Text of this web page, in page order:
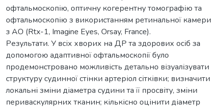
офтальмоскопію, оптичну когерентну томографію та
офтальмоскопію з використанням ретинальної камери
з АО (Rtx-1, Imagine Eyes, Orsay, France).
Результати. У всіх хворих на ДР та здорових осіб за
допомогою адаптивної офтальмоскопії було
продемонстровано можливість детально візуалізувати
структуру судинної стінки артеріол сітківки; визначити
локальні зміни діаметра судини та її просвіту, зміни
периваскулярних тканин; кількісно оцінити діаметр